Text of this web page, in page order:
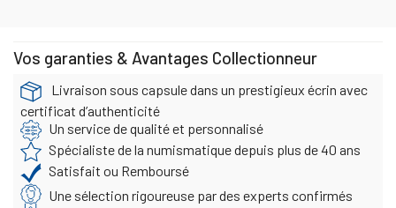
Vos garanties & Avantages Collectionneur
Livraison sous capsule dans un prestigieux écrin avec
certificat d’authenticité
Un service de qualité et personnalisé
Spécialiste de la numismatique depuis plus de 40 ans
Satisfait ou Remboursé
Une sélection rigoureuse par des experts confirmés